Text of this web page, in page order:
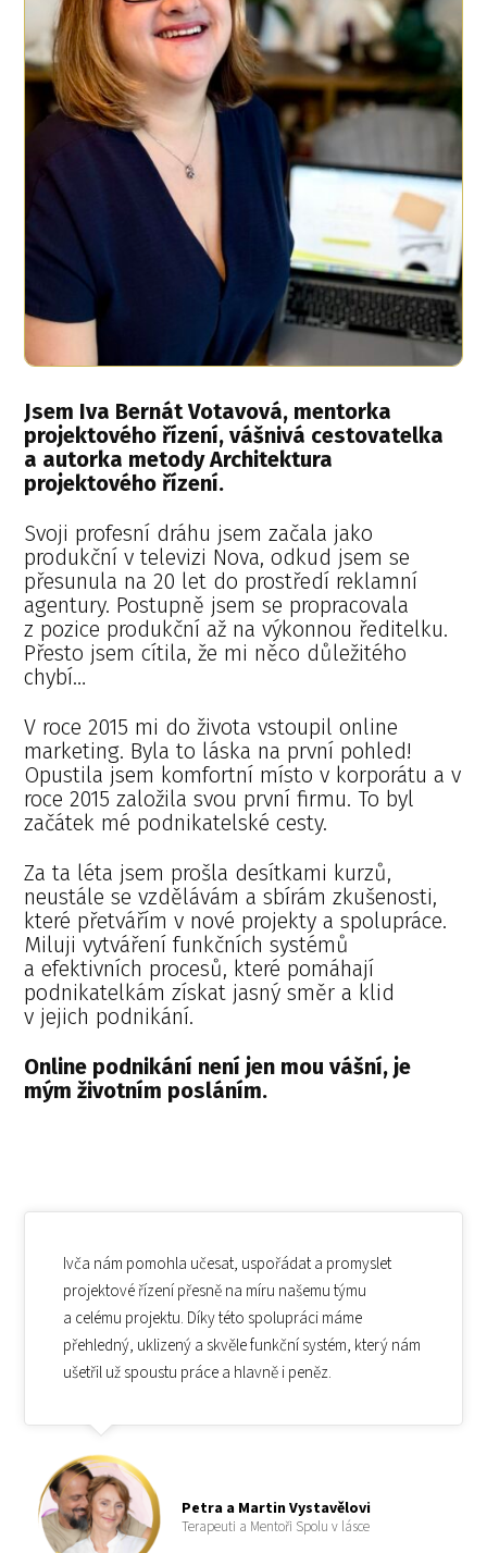
Jsem Iva Bernát Votavová, mentorka
projektového řízení, vášnivá cestovatelka
a autorka metody Architektura
projektového řízení.
Svoji profesní dráhu jsem začala jako
produkční v televizi Nova, odkud jsem se
přesunula na 20 let do prostředí reklamní
agentury. Postupně jsem se propracovala
z pozice produkční až na výkonnou ředitelku.
Přesto jsem cítila, že mi něco důležitého
chybí…
V roce 2015 mi do života vstoupil online
marketing. Byla to láska na první pohled!
Opustila jsem komfortní místo v korporátu a v
roce 2015 založila svou první firmu. To byl
začátek mé podnikatelské cesty.
Za ta léta jsem prošla desítkami kurzů,
neustále se vzdělávám a sbírám zkušenosti,
které přetvářím v nové projekty a spolupráce.
Miluji vytváření funkčních systémů
a efektivních procesů, které pomáhají
podnikatelkám získat jasný směr a klid
v jejich podnikání.
Online podnikání není jen mou vášní, je
mým životním posláním.
Ivča nám pomohla učesat, uspořádat a promyslet
projektové řízení přesně na míru našemu týmu
a celému projektu. Díky této spolupráci máme
přehledný, uklizený a skvěle funkční systém, který nám
ušetřil už spoustu práce a hlavně i peněz.
Petra a Martin Vystavělovi
Terapeuti a Mentoři Spolu v lásce